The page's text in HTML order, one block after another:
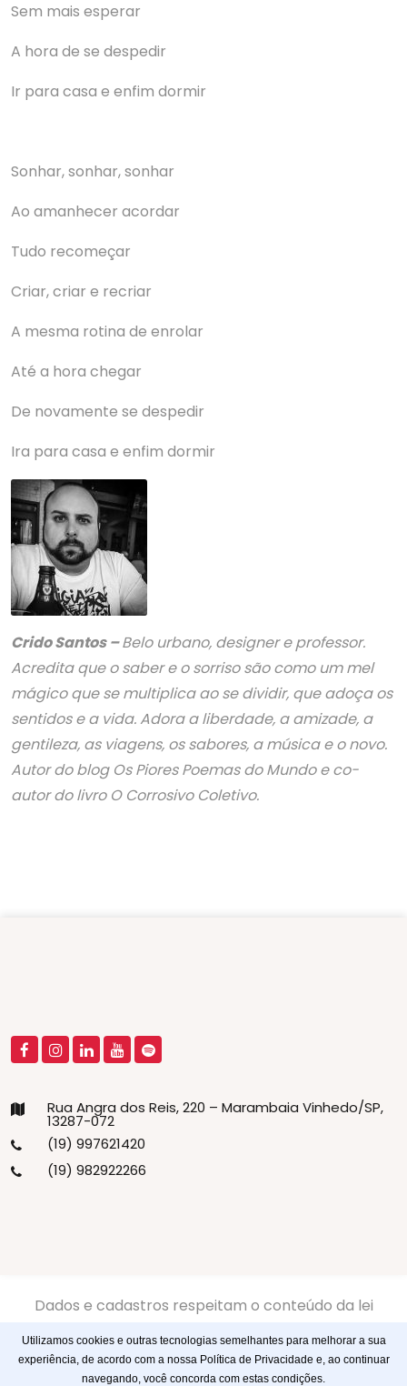
Sem mais esperar
A hora de se despedir
Ir para casa e enfim dormir
Sonhar, sonhar, sonhar
Ao amanhecer acordar
Tudo recomeçar
Criar, criar e recriar
A mesma rotina de enrolar
Até a hora chegar
De novamente se despedir
Ira para casa e enfim dormir
Crido Santos –Belo urbano, designer e professor.
Acredita que o saber e o sorriso são como um mel
mágico que se multiplica ao se dividir, que adoça os
sentidos e a vida. Adora a liberdade, a amizade, a
gentileza, as viagens, os sabores, a música e o novo.
Autor do blog Os Piores Poemas do Mundo e co-
autor do livro O Corrosivo Coletivo.
Rua Angra dos Reis, 220 – Marambaia Vinhedo/SP,
13287-072
(19) 997621420
(19) 982922266
Dados e cadastros respeitam o conteúdo da lei
13.709/2018 LGPD -
Politíca de Privacidade
Politíca de
Cookies
Utilizamos cookies e outras tecnologias semelhantes para melhorar a sua
experiência, de acordo com a nossa Política de Privacidade e, ao continuar
navegando, você concorda com estas condições.